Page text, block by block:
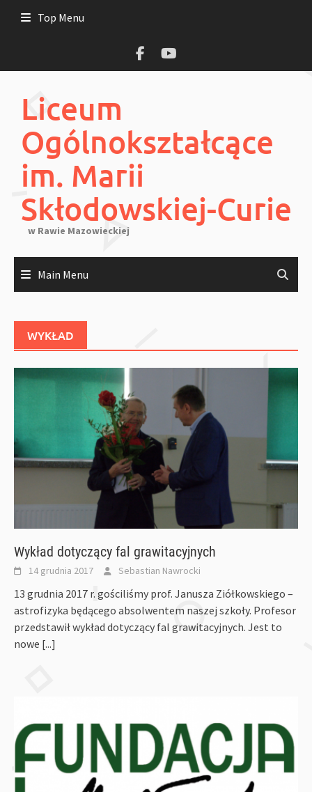
Top Menu
Liceum
Ogólnokształcące
im. Marii
Skłodowskiej-Curie
w Rawie Mazowieckiej
Main Menu
WYKŁAD
Wykład dotyczący fal grawitacyjnych
14 grudnia 2017 Sebastian Nawrocki
13 grudnia 2017 r. gościliśmy prof. Janusza Ziółkowskiego –
astrofizyka będącego absolwentem naszej szkoły. Profesor
przedstawił wykład dotyczący fal grawitacyjnych. Jest to
nowe [...]